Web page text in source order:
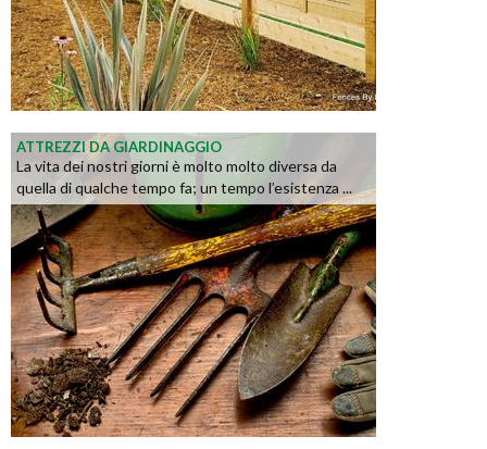
ATTREZZI DA GIARDINAGGIO
La vita dei nostri giorni è molto molto diversa da
quella di qualche tempo fa; un tempo l’esistenza ...